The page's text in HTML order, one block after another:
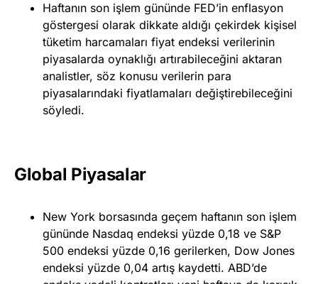
Haftanın son işlem gününde FED’in enflasyon
göstergesi olarak dikkate aldığı çekirdek kişisel
tüketim harcamaları fiyat endeksi verilerinin
piyasalarda oynaklığı artırabileceğini aktaran
analistler, söz konusu verilerin para
piyasalarındaki fiyatlamaları değiştirebileceğini
söyledi.
Global Piyasalar
New York borsasında geçem haftanın son işlem
gününde Nasdaq endeksi yüzde 0,18 ve S&P
500 endeksi yüzde 0,16 gerilerken, Dow Jones
endeksi yüzde 0,04 artış kaydetti. ABD’de